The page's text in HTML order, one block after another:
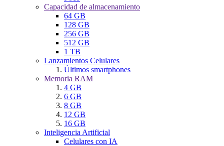
Capacidad de almacenamiento
64 GB
128 GB
256 GB
512 GB
1 TB
Lanzamientos Celulares
Últimos smartphones
Memoria RAM
4 GB
6 GB
8 GB
12 GB
16 GB
Inteligencia Artificial
Celulares con IA